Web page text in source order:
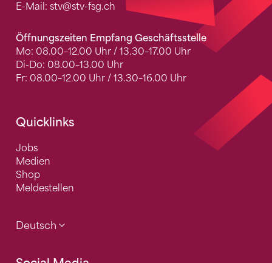
E-Mail: stv@stv-fsg.ch
Öffnungszeiten Empfang Geschäftsstelle
Mo: 08.00–12.00 Uhr / 13.30–17.00 Uhr
Di-Do: 08.00–13.00 Uhr
Fr: 08.00–12.00 Uhr / 13.30–16.00 Uhr
Quicklinks
Jobs
Medien
Shop
Meldestellen
Deutsch